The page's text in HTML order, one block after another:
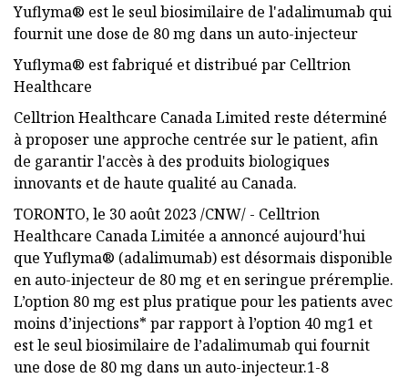
Yuflyma® est le seul biosimilaire de l'adalimumab qui
fournit une dose de 80 mg dans un auto-injecteur
Yuflyma® est fabriqué et distribué par Celltrion
Healthcare
Celltrion Healthcare Canada Limited reste déterminé
à proposer une approche centrée sur le patient, afin
de garantir l'accès à des produits biologiques
innovants et de haute qualité au Canada.
TORONTO, le 30 août 2023 /CNW/ - Celltrion
Healthcare Canada Limitée a annoncé aujourd'hui
que Yuflyma® (adalimumab) est désormais disponible
en auto-injecteur de 80 mg et en seringue préremplie.
L’option 80 mg est plus pratique pour les patients avec
moins d’injections* par rapport à l’option 40 mg1 et
est le seul biosimilaire de l’adalimumab qui fournit
une dose de 80 mg dans un auto-injecteur.1-8